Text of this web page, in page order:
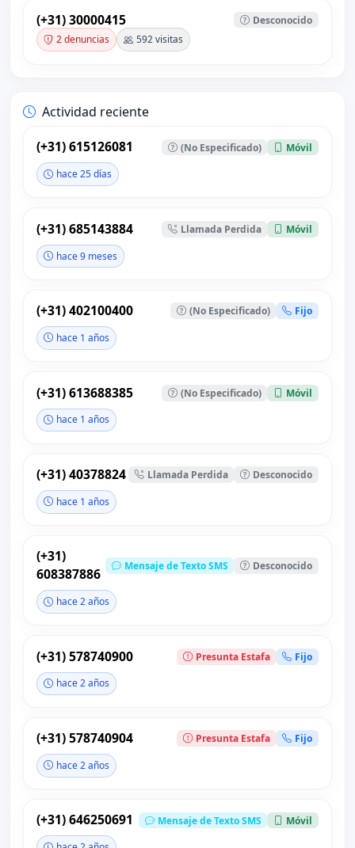
(+31) 30000415
Desconocido
2 denuncias
592 visitas
Actividad reciente
(+31) 615126081 (No Especificado) Móvil
hace 25 días
(+31) 685143884 Llamada Perdida Móvil
hace 9 meses
(+31) 402100400 (No Especificado) Fijo
hace 1 años
(+31) 613688385 (No Especificado) Móvil
hace 1 años
(+31) 40378824 Llamada Perdida Desconocido
hace 1 años
(+31)
608387886
Mensaje de Texto SMS Desconocido
hace 2 años
(+31) 578740900 Presunta Estafa Fijo
hace 2 años
(+31) 578740904 Presunta Estafa Fijo
hace 2 años
(+31) 646250691 Mensaje de Texto SMS Móvil